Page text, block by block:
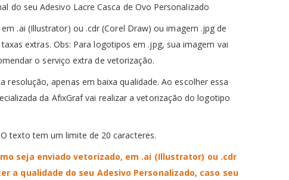
do seu Adesivo Lacre Casca de Ovo Personalizado
.ai (Illustrator) ou .cdr (Corel Draw) ou imagem .jpg de
extras. Obs: Para logotipos em .jpg, sua imagem vai
o serviço extra de vetorização.
resolução, apenas em baixa qualidade.Ao escolher essa
da AfixGraf vai realizar a vetorização do logotipo
O texto tem um limite de 20 caracteres.
seja enviado vetorizado, em .ai (Illustrator) ou .cdr
a qualidade do seu Adesivo Personalizado, caso seu